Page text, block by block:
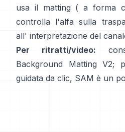
usa il matting ( a forma
controlla l'alfa sulla
all' interpretazione del
Per ritratti/video:
Background Matting V2;
guidata da clic, SAM è un